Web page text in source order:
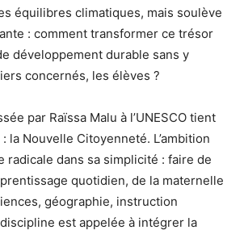
équilibres climatiques, mais soulève
: comment transformer ce trésor
développement durable sans y
concernés, les élèves ?
par Raïssa Malu à l’UNESCO tient
la Nouvelle Citoyenneté. L’ambition
radicale dans sa simplicité : faire de
quotidien, de la maternelle
géographie, instruction
est appelée à intégrer la